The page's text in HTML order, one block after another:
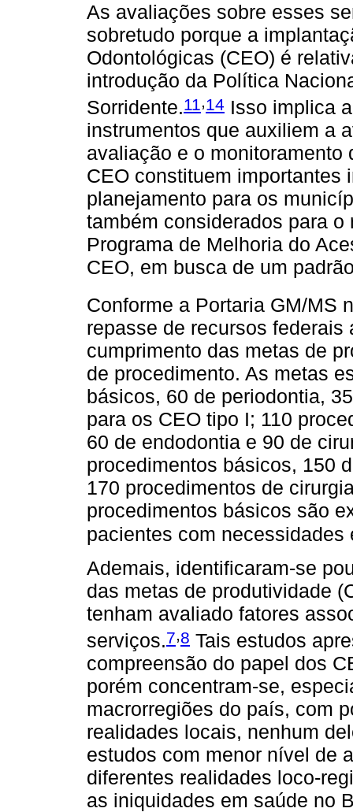
As avaliações sobre esses
sobretudo porque a
Odontológicas (CEO) é
introdução da Política
Sorridente.11,14 Isso implica
instrumentos que auxiliem a
avaliação e o
CEO constituem importantes
planejamento para os
também considerados para
Programa de Melhoria do
CEO, em busca de um
Conforme a Portaria GM/MS n
repasse de recursos
cumprimento das metas de
de procedimento. As metas
básicos, 60 de periodontia,
para os CEO tipo I; 110
60 de endodontia e 90 de
procedimentos básicos, 150
170 procedimentos de
procedimentos básicos são
pacientes com necessidades
Ademais, identificaram-se
das metas de produtividade
tenham avaliado fatores
serviços.7 8 Tais estudos
compreensão do papel dos
porém concentram-se,
macrorregiões do país, com
realidades locais, nenhum
estudos com menor nível de
diferentes realidades loco-
as iniquidades em saúde no